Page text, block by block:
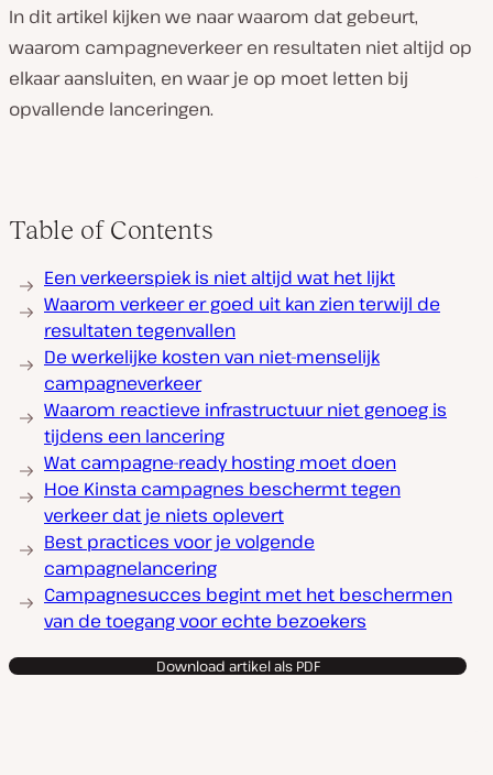
In dit artikel kijken we naar waarom dat gebeurt,
waarom campagneverkeer en resultaten niet altijd op
elkaar aansluiten, en waar je op moet letten bij
opvallende lanceringen.
Table of Contents
Een verkeerspiek is niet altijd wat het lijkt
Waarom verkeer er goed uit kan zien terwijl de
resultaten tegenvallen
De werkelijke kosten van niet-menselijk
campagneverkeer
Waarom reactieve infrastructuur niet genoeg is
tijdens een lancering
Wat campagne-ready hosting moet doen
Hoe Kinsta campagnes beschermt tegen
verkeer dat je niets oplevert
Best practices voor je volgende
campagnelancering
Campagnesucces begint met het beschermen
van de toegang voor echte bezoekers
Download artikel als PDF